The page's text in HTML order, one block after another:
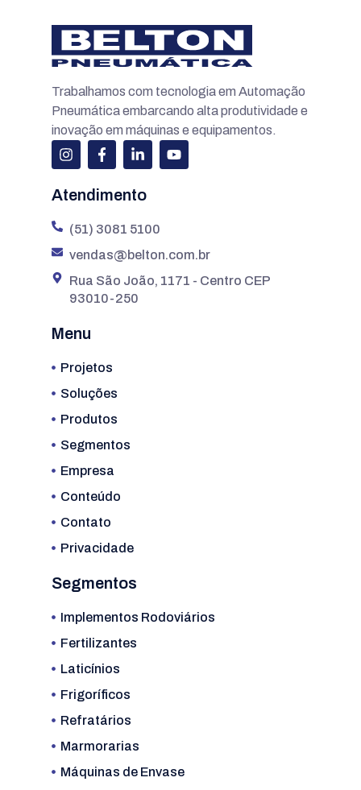
Trabalhamos com tecnologia em Automação
Pneumática embarcando alta produtividade e
inovação em máquinas e equipamentos.
Menu
Projetos
Soluções
Produtos
Segmentos
Empresa
Conteúdo
Contato
Privacidade
Segmentos
Implementos Rodoviários
Fertilizantes
Laticínios
Frigoríficos
Refratários
Marmorarias
Máquinas de Envase
Atendimento
(51) 3081 5100
vendas@belton.com.br
Rua São João, 1171 - Centro CEP
93010-250